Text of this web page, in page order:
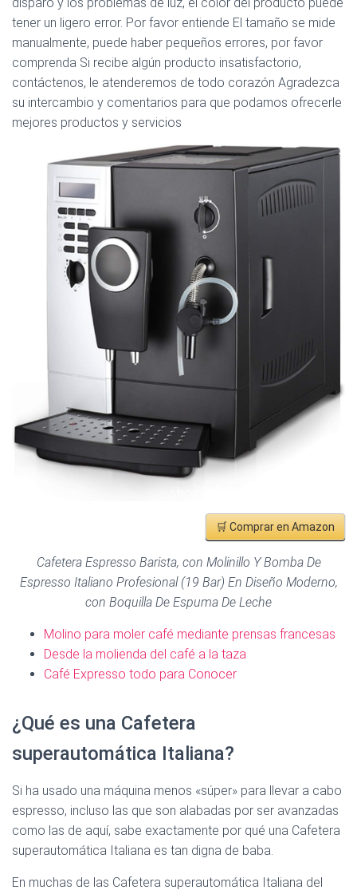
tener un ligero error. Por favor entiende El tamaño se mide
manualmente, puede haber pequeños errores, por favor
comprenda Si recibe algún producto insatisfactorio,
contáctenos, le atenderemos de todo corazón Agradezca
su intercambio y comentarios para que podamos ofrecerle
mejores productos y servicios
🛒 Comprar en Amazon
Cafetera Espresso Barista, con Molinillo Y Bomba De
Espresso Italiano Profesional (19 Bar) En Diseño Moderno,
con Boquilla De Espuma De Leche
Molino para moler café mediante prensas francesas
Desde la molienda del café a la taza
Café Expresso todo para Conocer
¿Qué es una Cafetera
superautomática Italiana?
Si ha usado una máquina menos «súper» para llevar a cabo
espresso, incluso las que son alabadas por ser avanzadas
como las de aquí, sabe exactamente por qué una Cafetera
superautomática Italiana es tan digna de baba.
En muchas de las Cafetera superautomática Italiana del